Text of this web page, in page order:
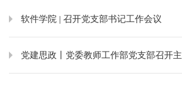
软件学院 | 召开党支部书记工作会议
党建思政丨党委教师工作部党支部召开主题教育专题民主生活会